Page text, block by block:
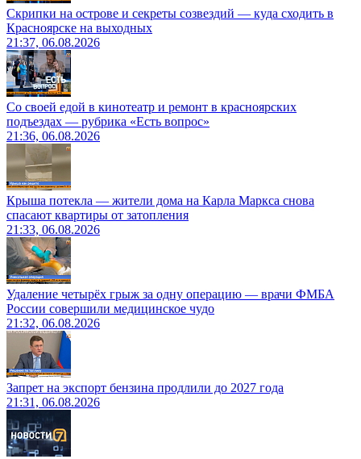
Скрипки на острове и секреты созвездий — куда сходить в
Красноярске на выходных
21:37, 06.08.2026
Со своей едой в кинотеатр и ремонт в красноярских
подъездах — рубрика «Есть вопрос»
21:36, 06.08.2026
Крыша потекла — жители дома на Карла Маркса снова
спасают квартиры от затопления
21:33, 06.08.2026
Удаление четырёх грыж за одну операцию — врачи ФМБА
России совершили медицинское чудо
21:32, 06.08.2026
Запрет на экспорт бензина продлили до 2027 года
21:31, 06.08.2026